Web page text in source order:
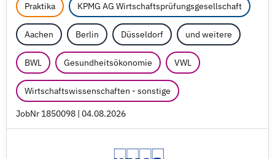
Praktika KPMG AG Wirtschaftsprüfungsgesellschaft
Aachen Berlin Düsseldorf und weitere
BWL Gesundheitsökonomie VWL
Wirtschaftswissenschaften - sonstige
JobNr 1850098 | 04.08.2026